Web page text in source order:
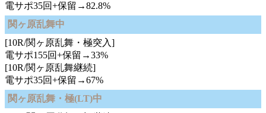
電サポ35回+保留→82.8%
関ヶ原乱舞中
[10R/関ヶ原乱舞・極突入]
電サポ155回+保留→33%
[10R/関ヶ原乱舞継続]
電サポ35回+保留→67%
関ヶ原乱舞・極(LT)中